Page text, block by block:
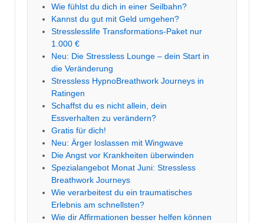
Wie fühlst du dich in einer Seilbahn?
Kannst du gut mit Geld umgehen?
Stresslesslife Transformations-Paket nur
1.000 €
Neu: Die Stressless Lounge – dein Start in
die Veränderung
Stressless HypnoBreathwork Journeys in
Ratingen
Schaffst du es nicht allein, dein
Essverhalten zu verändern?
Gratis für dich!
Neu: Ärger loslassen mit Wingwave
Die Angst vor Krankheiten überwinden
Spezialangebot Monat Juni: Stressless
Breathwork Journeys
Wie verarbeitest du ein traumatisches
Erlebnis am schnellsten?
Wie dir Affirmationen besser helfen können